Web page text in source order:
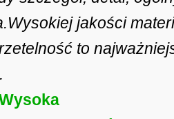
jakości
to